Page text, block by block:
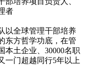
者
以全球管理干部培养
东方哲学功底，在管
本土企业、30000名职
一门超越同行5年以上